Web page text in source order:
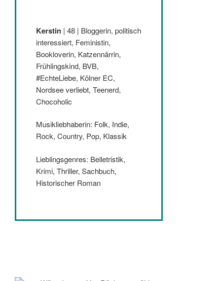
Kerstin | 48 | Bloggerin, politisch
interessiert, Feministin,
Bookloverin, Katzennärrin,
Frühlingskind, BVB,
#EchteLiebe, Kölner EC,
Nordsee verliebt, Teenerd,
Chocoholic
Musikliebhaberin: Folk, Indie,
Rock, Country, Pop, Klassik
Lieblingsgenres: Belletristik,
Krimi, Thriller, Sachbuch,
Historischer Roman